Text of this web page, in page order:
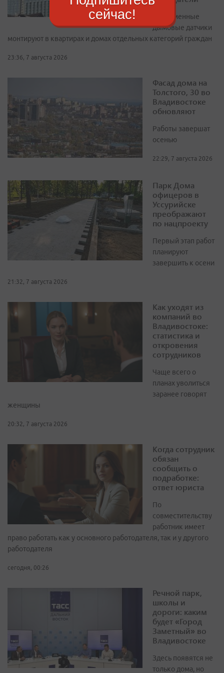
Современные
дымовые датчики
монтируют в квартирах и домах отдельных категорий граждан
23:36, 7 августа 2026
Фасад дома на
Толстого, 30 во
Владивостоке
обновляют
Работы завершат
осенью
22:29, 7 августа 2026
Парк Дома
офицеров в
Уссурийске
преображают
по нацпроекту
Первый этап работ
планируют
завершить к осени
21:32, 7 августа 2026
Как уходят из
компаний во
Владивостоке:
статистика и
откровения
сотрудников
Чаще всего о
планах уволиться
заранее говорят
женщины
20:32, 7 августа 2026
Когда сотрудник
обязан
сообщить о
подработке:
ответ юриста
По
совместительству
работник имеет
право работать как у основного работодателя, так и у другого
работодателя
сегодня, 00:26
Речной парк,
школы и
дороги: каким
будет «Город
Заметный» во
Владивостоке
Здесь появятся не
только дома, но
сейчас!